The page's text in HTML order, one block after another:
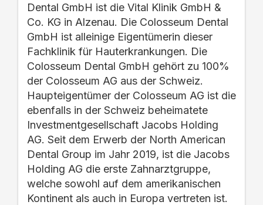
Dental GmbH ist die Vital Klinik GmbH &
Co. KG in Alzenau. Die Colosseum Dental
GmbH ist alleinige Eigentümerin dieser
Fachklinik für Hauterkrankungen. Die
Colosseum Dental GmbH gehört zu 100%
der Colosseum AG aus der Schweiz.
Haupteigentümer der Colosseum AG ist die
ebenfalls in der Schweiz beheimatete
Investmentgesellschaft Jacobs Holding
AG. Seit dem Erwerb der North American
Dental Group im Jahr 2019, ist die Jacobs
Holding AG die erste Zahnarztgruppe,
welche sowohl auf dem amerikanischen
Kontinent als auch in Europa vertreten ist.